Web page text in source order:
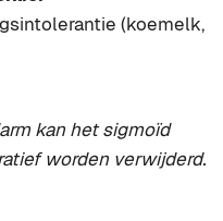
(koemelk,
kan het sigmoïd
worden verwijderd.